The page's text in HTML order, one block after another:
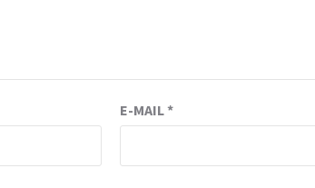
E-MAIL*